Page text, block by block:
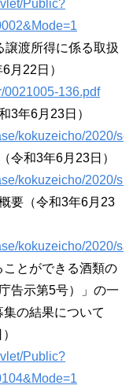
Public?
譲渡所得に係る取扱
月22日）
0021005-136.pdf
3年6月23日）
kokuzeicho/2020/
令和3年6月23日）
kokuzeicho/2020/
要（令和3年6月23
kokuzeicho/2020/
ことができる酒類の
告示第5号）」の一
の結果について
Public?